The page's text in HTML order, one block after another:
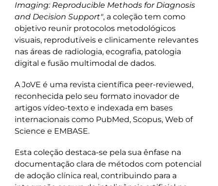
Imaging: Reproducible Methods for Diagnosis
and Decision Support", a coleção tem como
objetivo reunir protocolos metodológicos
visuais, reprodutíveis e clinicamente relevantes
nas áreas de radiologia, ecografia, patologia
digital e fusão multimodal de dados.
A JoVE é uma revista científica peer-reviewed,
reconhecida pelo seu formato inovador de
artigos vídeo-texto e indexada em bases
internacionais como PubMed, Scopus, Web of
Science e EMBASE.
Esta coleção destaca-se pela sua ênfase na
documentação clara de métodos com potencial
de adoção clínica real, contribuindo para a